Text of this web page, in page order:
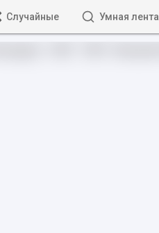
Случайные Умная лента